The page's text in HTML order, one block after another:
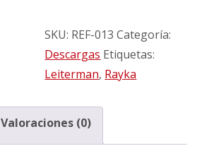
Prod.
Rayka
cantidad
SKU: REF-013 Categoría:
Descargas Etiquetas:
Leiterman, Rayka
Valoraciones (0)